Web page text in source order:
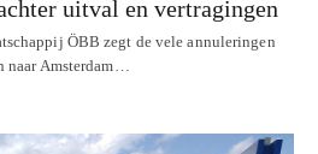
uitval en vertragingen
ÖBB zegt de vele annuleringen
naar Amsterdam…